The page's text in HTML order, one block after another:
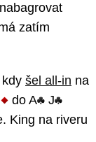
zatím
šel all-in na
do A
J
King na riveru